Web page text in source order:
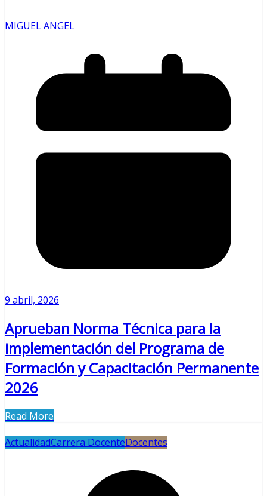
MIGUEL ANGEL
9 abril, 2026
Aprueban Norma Técnica para la
implementación del Programa de
Formación y Capacitación Permanente
2026
Read More
ActualidadCarrera DocenteDocentes